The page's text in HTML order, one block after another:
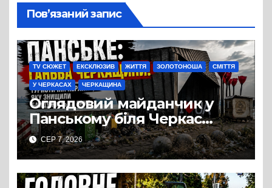
Пов’язаний запис
TV СЮЖЕТ ЕКСКЛЮЗИВ ЖИТТЯ ЗОЛОТОНОША СМІТТЯ
У ЧЕРКАСАХ ЧЕРКАЩИНА
Оглядовий майданчик у
Панському біля Черкас
перетворився на занедбане
сміттєзвалище
СЕР 7, 2026